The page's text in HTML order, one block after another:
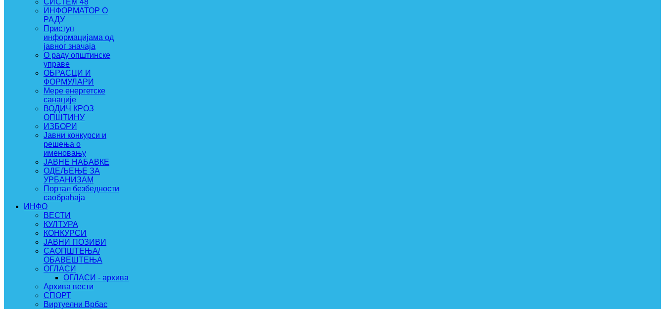
СИСТЕМ 48
ИНФОРМАТОР О
РАДУ
Приступ
информацијама од
јавног значаја
О раду општинске
управе
ОБРАСЦИ И
ФОРМУЛАРИ
Мере енергетске
санације
ВОДИЧ КРОЗ
ОПШТИНУ
ИЗБОРИ
Јавни конкурси и
решења о
именовању
ЈАВНЕ НАБАВКЕ
ОДЕЉЕЊЕ ЗА
УРБАНИЗАМ
Портал безбедности
саобраћаја
ИНФО
ВЕСТИ
КУЛТУРА
КОНКУРСИ
ЈАВНИ ПОЗИВИ
САОПШТЕЊА/
ОБАВЕШТЕЊА
ОГЛАСИ
ОГЛАСИ - архива
Архива вести
СПОРТ
Виртуелни Врбас